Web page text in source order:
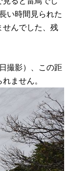
い時間見られた
せんでした、残
撮影）、この距
ません。